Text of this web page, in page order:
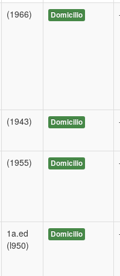
(1966) Domicilio
(1943) Domicilio
(1955) Domicilio
1a.ed
(l950)
Domicilio